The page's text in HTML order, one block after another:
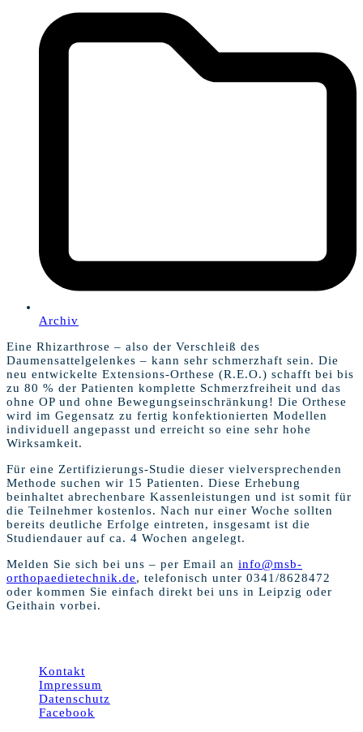
Archiv
Eine Rhizarthrose – also der Verschleiß des
Daumensattelgelenkes – kann sehr schmerzhaft sein. Die
neu entwickelte Extensions-Orthese (R.E.O.) schafft bei bis
zu 80 % der Patienten komplette Schmerzfreiheit und das
ohne OP und ohne Bewegungseinschränkung! Die Orthese
wird im Gegensatz zu fertig konfektionierten Modellen
individuell angepasst und erreicht so eine sehr hohe
Wirksamkeit.
Für eine Zertifizierungs-Studie dieser vielversprechenden
Methode suchen wir 15 Patienten. Diese Erhebung
beinhaltet abrechenbare Kassenleistungen und ist somit für
die Teilnehmer kostenlos. Nach nur einer Woche sollten
bereits deutliche Erfolge eintreten, insgesamt ist die
Studiendauer auf ca. 4 Wochen angelegt.
Melden Sie sich bei uns – per Email an info@msb-
orthopaedietechnik.de, telefonisch unter 0341/8628472
oder kommen Sie einfach direkt bei uns in Leipzig oder
Geithain vorbei.
Kontakt
Impressum
Datenschutz
Facebook